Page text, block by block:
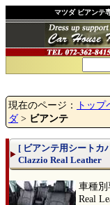
マツダ ビアンテ
現在のページ： トップ
ダ > ビアンテ
[ ビアンテ用シートカ
Clazzio Real Leather
車種別
Real